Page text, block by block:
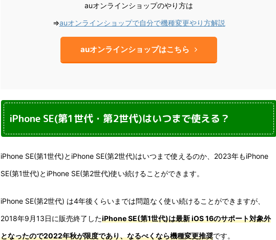
auオンラインショップのやり方は
⇒auオンラインショップで自分で機種変更やり方解説
auオンラインショップはこちら
iPhone SE(第1世代・第2世代)はいつまで使える？
iPhone SE(第1世代)とiPhone SE(第2世代)はいつまで使えるのか、2023年もiPhone
SE(第1世代)とiPhone SE(第2世代)使い続けることができます。
iPhone SE(第2世代) は4年後くらいまでは問題なく使い続けることができますが、
2018年9月13日に販売終了したiPhone SE(第1世代)は最新 iOS 16のサポート対象外
となったので2022年秋が限度であり、なるべくなら機種変更推奨です。